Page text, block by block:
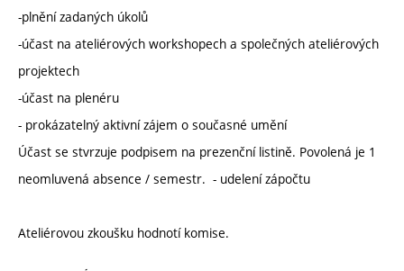
-plnění zadaných úkolů
-účast na ateliérových workshopech a společných ateliérových
projektech
-účast na plenéru
- prokázatelný aktivní zájem o současné umění
Účast se stvrzuje podpisem na prezenční listině. Povolená je 1
neomluvená absence / semestr. - udelení zápočtu
Ateliérovou zkoušku hodnotí komise.